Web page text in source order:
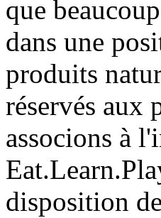
que
dans une
produits
réservés aux
associons à
disposition